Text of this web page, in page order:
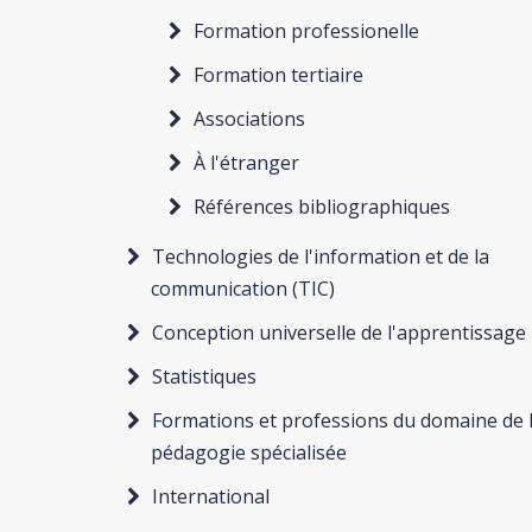
Formation professionelle
Formation tertiaire
Associations
À l'étranger
Références bibliographiques
Technologies de l'information et de la
communication (TIC)
Conception universelle de l'apprentissage
Statistiques
Formations et professions du domaine de
pédagogie spécialisée
International